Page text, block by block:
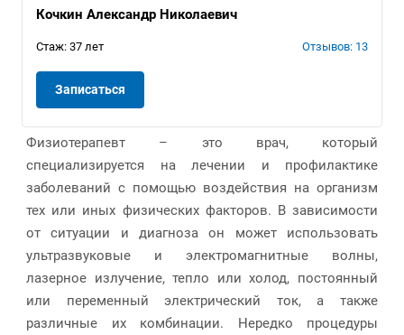
Кочкин Александр Николаевич
Стаж: 37 лет Отзывов: 13
Записаться
Физиотерапевт – это врач, который
специализируется на лечении и профилактике
заболеваний с помощью воздействия на организм
тех или иных физических факторов. В зависимости
от ситуации и диагноза он может использовать
ультразвуковые и электромагнитные волны,
лазерное излучение, тепло или холод, постоянный
или переменный электрический ток, а также
различные их комбинации. Нередко процедуры